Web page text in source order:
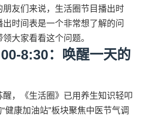
友们来说，生活圈节目播出时
时间表是一个非常想了解的问
大家看看这个问题。
8:30：唤醒一天的
醒，《生活圈》已用养生知识轻叩
健康加油站”板块聚焦中医节气调